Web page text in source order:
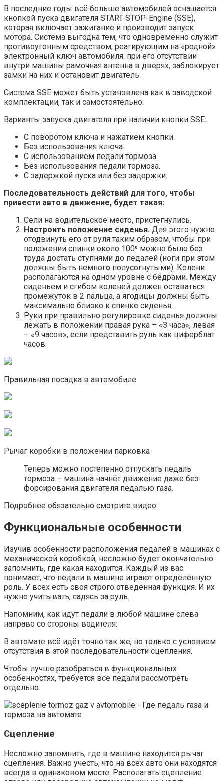
В последние годы всё больше автомобилей оснащается
кнопкой пуска двигателя START-STOP-Engine (SSE),
которая включает зажигание и производит запуск
мотора. Система выгодна тем, что одновременно служит
противоугонным средством, реагирующим на «родной»
электронный ключ автомобиля: при его отсутствии
внутри машины рамочная антенна в дверях, заблокирует
замки на них и остановит двигатель.
Система SSE может быть установлена как в заводской
комплектации, так и самостоятельно.
Варианты запуска двигателя при наличии кнопки SSE:
С поворотом ключа и нажатием кнопки.
Без использования ключа.
С использованием педали тормоза.
Без использования педали тормоза.
С задержкой пуска или без задержки.
Последовательность действий для того, чтобы
привести авто в движение, будет такая:
Сели на водительское место, пристегнулись.
Настроить положение сиденья. Для этого нужно
отодвинуть его от руля таким образом, чтобы при
положении спинки около 100⁰ можно было без
труда достать ступнями до педалей (ноги при этом
должны быть немного полусогнутыми). Колени
располагаются на одном уровне с бёдрами. Между
сиденьем и сгибом коленей должен оставаться
промежуток в 2 пальца, а ягодицы должны быть
максимально близко к спинке сиденья.
Руки при правильно регулировке сиденья должны
лежать в положении правая рука – «З часа», левая
– «9 часов», если представить руль как циферблат
часов.
Правильная посадка в автомобиле
Рычаг коробки в положении парковка
Теперь можно постепенно отпускать педаль
тормоза – машина начнёт движение даже без
форсирования двигателя педалью газа.
Подробнее обязательно смотрите видео:
Функциональные особенности
Изучив особенности расположения педалей в машинах с
механической коробкой, несложно будет окончательно
запомнить, где какая находится. Каждый из вас
понимает, что педали в машине играют определённую
роль. У всех есть своя строго отведённая функция. И их
нужно учитывать, садясь за руль.
Напомним, как идут педали в любой машине слева
направо со стороны водителя:
В автомате всё идёт точно так же, но только с условием
отсутствия в этой последовательности сцепления.
Чтобы лучше разобраться в функциональных
особенностях, требуется все педали рассмотреть
отдельно.
Сцепление
Несложно запомнить, где в машине находится рычаг
сцепления. Важно учесть, что на всех авто они находятся
всегда в одинаковом месте. Располагать сцепление